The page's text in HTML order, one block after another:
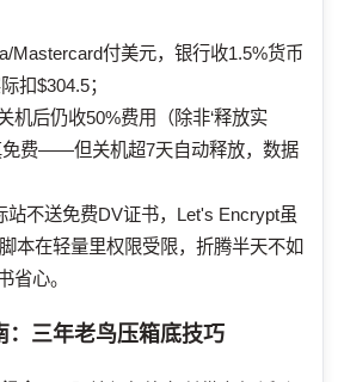
Mastercard付美元，银行收1.5%货币
扣$304.5；
机后仍收50%费用（除非‘释放实
免费——但关机超7天自动释放，数据
站不送免费DV证书，Let's Encrypt虽
本在轻量里权限受限，折腾半天不如
省心。
：三年老鸟压箱底技巧